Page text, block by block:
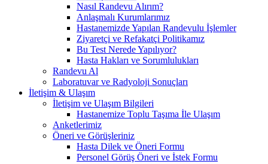
Nasıl Randevu Alırım?
Anlaşmalı Kurumlarımız
Hastanemizde Yapılan Randevulu İşlemler
Ziyaretçi ve Refakatçi Politikamız
Bu Test Nerede Yapılıyor?
Hasta Hakları ve Sorumlulukları
Randevu Al
Laboratuvar ve Radyoloji Sonuçları
İletişim & Ulaşım
İletişim ve Ulaşım Bilgileri
Hastanemize Toplu Taşıma İle Ulaşım
Anketlerimiz
Öneri ve Görüşleriniz
Hasta Dilek ve Öneri Formu
Personel Görüş Öneri ve İstek Formu